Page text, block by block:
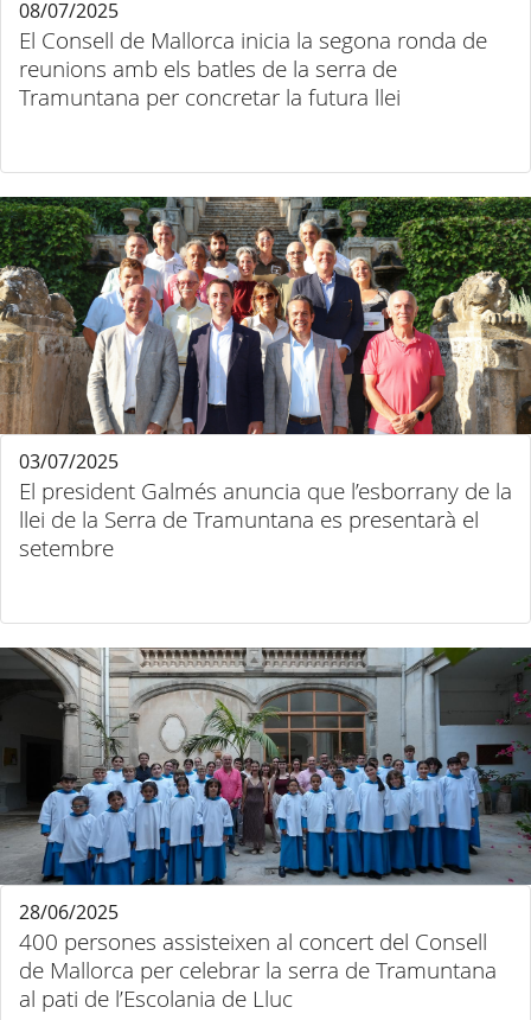
El Consell de Mallorca inicia la segona ronda de
reunions amb els batles de la serra de
Tramuntana per concretar la futura llei
08/07/2025
El president Galmés anuncia que l’esborrany de la
llei de la Serra de Tramuntana es presentarà el
setembre
03/07/2025
400 persones assisteixen al concert del Consell
de Mallorca per celebrar la serra de Tramuntana
al pati de l’Escolania de Lluc
28/06/2025